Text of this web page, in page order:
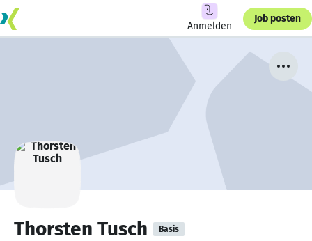
Anmelden
Job posten
Thorsten Tusch Basis